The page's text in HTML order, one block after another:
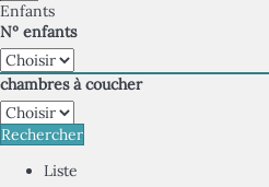
Enfants
Nº enfants
chambres à coucher
Rechercher
Liste